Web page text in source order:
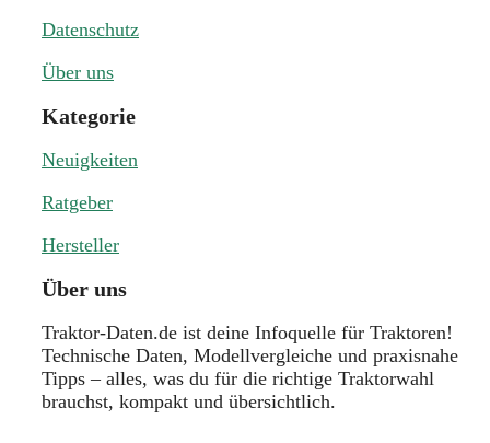
Datenschutz
Über uns
Kategorie
Neuigkeiten
Ratgeber
Hersteller
Über uns
Traktor-Daten.de ist deine Infoquelle für Traktoren!
Technische Daten, Modellvergleiche und praxisnahe
Tipps – alles, was du für die richtige Traktorwahl
brauchst, kompakt und übersichtlich.